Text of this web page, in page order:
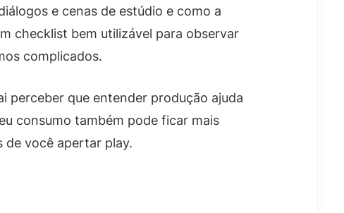
e cenas de estúdio e como a
checklist bem utilizável para observar
complicados.
perceber que entender produção ajuda
consumo também pode ficar mais
de você apertar play.